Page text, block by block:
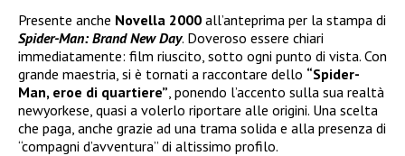
Presente anche Novella 2000 all’anteprima per la stampa di
Spider-Man: Brand New Day. Doveroso essere chiari
immediatamente: film riuscito, sotto ogni punto di vista. Con
grande maestria, si è tornati a raccontare dello “Spider-
Man, eroe di quartiere” , ponendo l’accento sulla sua realtà
newyorkese, quasi a volerlo riportare alle origini. Una scelta
che paga, anche grazie ad una trama solida e alla presenza di
“compagni d’avventura” di altissimo profilo.